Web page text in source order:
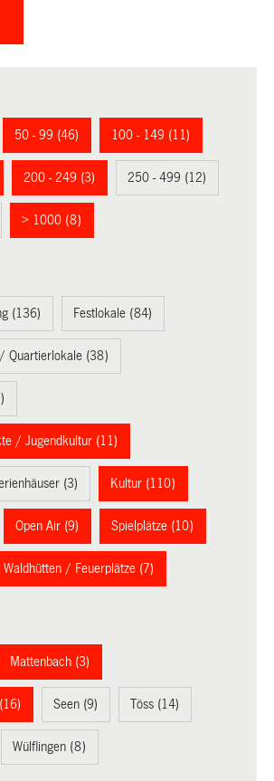
50 - 99 (46) 100 - 149 (11)
200 - 249 (3) 250 - 499 (12)
> 1000 (8)
(136) Festlokale (84)
Quartierlokale (38)
/ Jugendkultur (11)
(3) Kultur (110)
Open Air (9) Spielplätze (10)
Waldhütten / Feuerplätze (7)
Mattenbach (3)
Seen (9) Töss (14)
Wülflingen (8)